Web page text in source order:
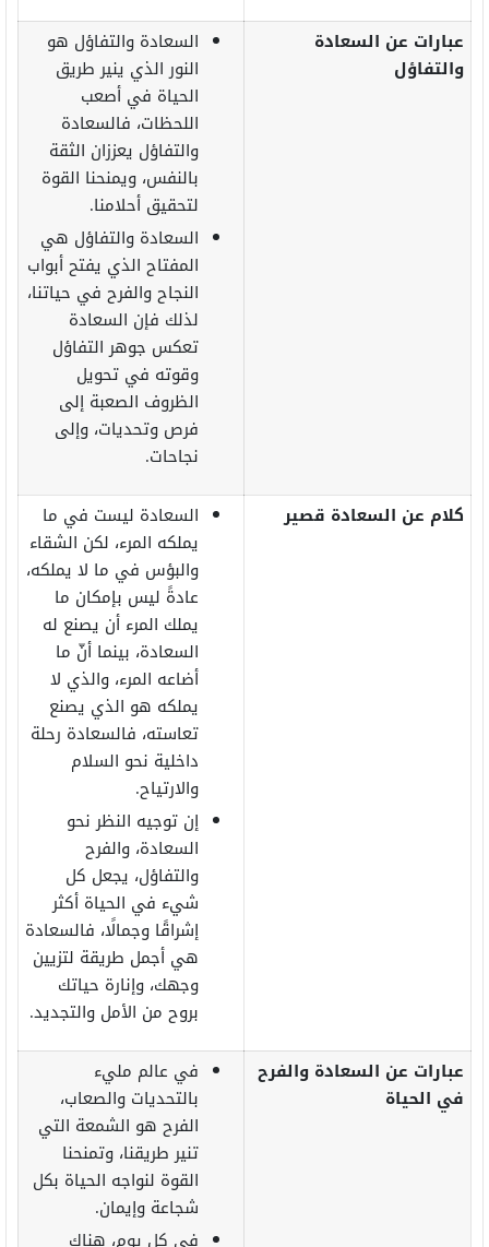
عبارات عن السعادة
والتفاؤل
السعادة والتفاؤل هو
النور الذي ينير طريق
الحياة في أصعب
اللحظات، فالسعادة
والتفاؤل يعززان الثقة
بالنفس، ويمنحنا القوة
لتحقيق أحلامنا.
السعادة والتفاؤل هي
المفتاح الذي يفتح أبواب
النجاح والفرح في حياتنا،
لذلك فإن السعادة
تعكس جوهر التفاؤل
وقوته في تحويل
الظروف الصعبة إلى
فرص وتحديات، وإلى
نجاحات.
كلام عن السعادة قصير
السعادة ليست في ما
يملكه المرء، لكن الشقاء
والبؤس في ما لا يملكه،
عادةً ليس بإمكان ما
يملك المرء أن يصنع له
السعادة، بينما أنّ ما
أضاعه المرء، والذي لا
يملكه هو الذي يصنع
تعاسته، فالسعادة رحلة
داخلية نحو السلام
والارتياح.
إن توجيه النظر نحو
السعادة، والفرح
والتفاؤل، يجعل كل
شيء في الحياة أكثر
إشراقًا وجمالًا، فالسعادة
هي أجمل طريقة لتزيين
وجهك، وإنارة حياتك
بروح من الأمل والتجديد.
عبارات عن السعادة والفرح
في الحياة
في عالم مليء
بالتحديات والصعاب،
الفرح هو الشمعة التي
تنير طريقنا، وتمنحنا
القوة لنواجه الحياة بكل
شجاعة وإيمان.
في كل يوم، هناك